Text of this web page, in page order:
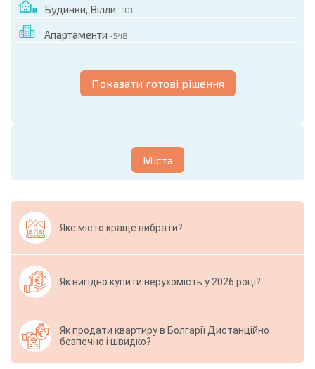
Будинки, Вілли - 101
Апартаменти - 548
Показати готові рішення
Міста
Яке місто краще вибрати?
Як вигідно купити нерухомість у 2026 році?
Як продати квартиру в Болгарії Дистанційно
безпечно і швидко?